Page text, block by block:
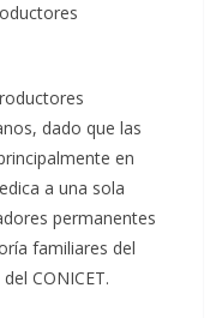
dado que las
en
a una sola
permanentes
familiares del
CONICET.